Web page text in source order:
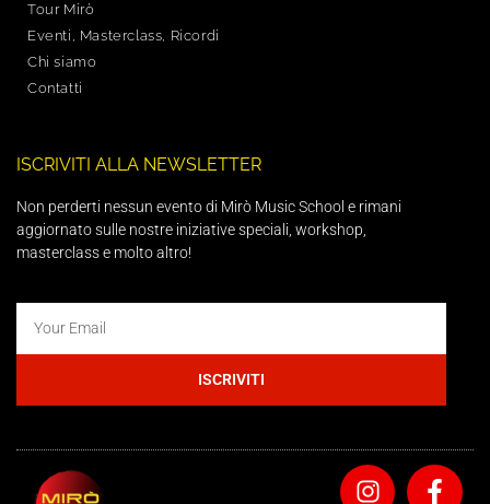
Tour Mirò
Eventi, Masterclass, Ricordi
Chi siamo
Contatti
ISCRIVITI ALLA NEWSLETTER
Non perderti nessun evento di Mirò Music School e rimani
aggiornato sulle nostre iniziative speciali, workshop,
masterclass e molto altro!
ISCRIVITI